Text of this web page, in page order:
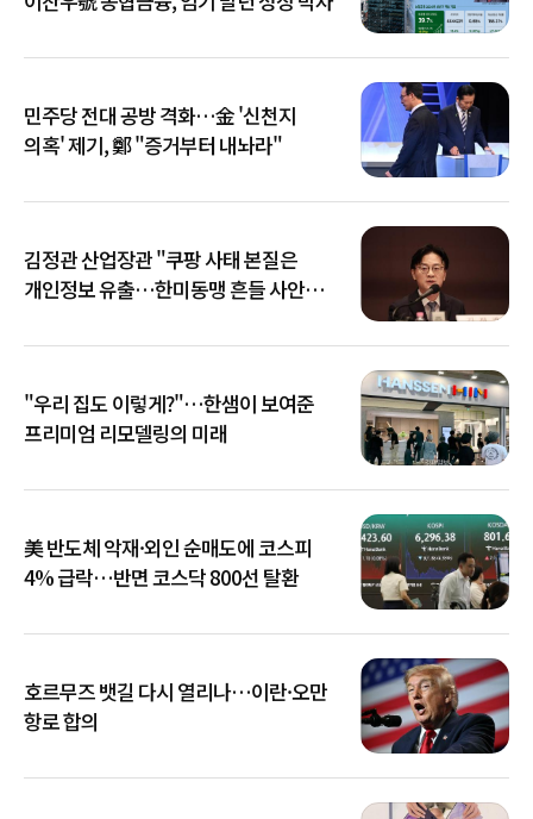
민주당 전대 공방 격화…金 '신천지
의혹' 제기, 鄭 "증거부터 내놔라"
김정관 산업장관 "쿠팡 사태 본질은
개인정보 유출…한미동맹 흔들 사안
"우리 집도 이렇게?"…한샘이 보여준
프리미엄 리모델링의 미래
美 반도체 악재·외인 순매도에 코스피
4% 급락…반면 코스닥 800선 탈환
호르무즈 뱃길 다시 열리나…이란·오만
항로 합의